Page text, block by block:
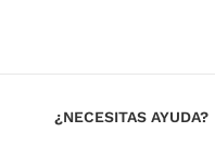
¿NECESITAS AYUDA?